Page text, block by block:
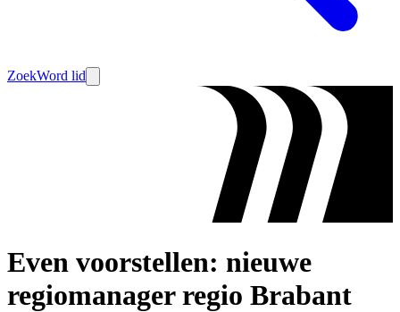
ZoekWord lid
Even voorstellen: nieuwe
regiomanager regio Brabant